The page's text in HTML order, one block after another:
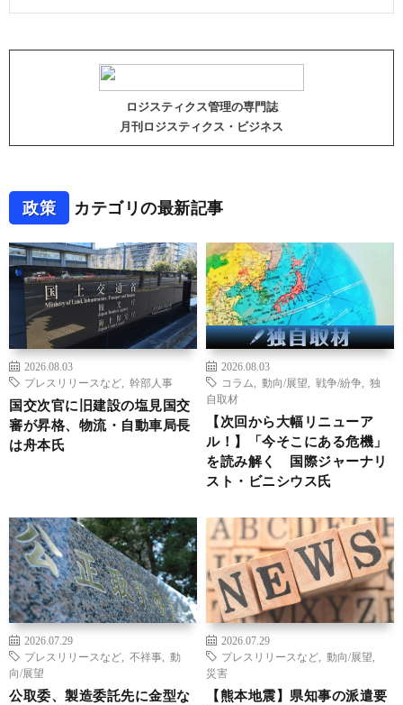
ロジスティクス管理の専門誌
月刊ロジスティクス・ビジネス
政策 カテゴリの最新記事
2026.08.03
プレスリリースなど
幹部人事
国交次官に旧建設の塩見国交
審が昇格、物流・自動車局長
は舟本氏
2026.08.03
コラム
動向/展望 戦争/紛争
独
自取材
【次回から大幅リニューア
ル！】「今そこにある危機」
を読み解く 国際ジャーナリ
スト・ビニシウス氏
2026.07.29
プレスリリースなど
不祥事
動
向/展望
公取委、製造委託先に金型な
2026.07.29
プレスリリースなど
動向/展望
災害
【熊本地震】県知事の派遣要